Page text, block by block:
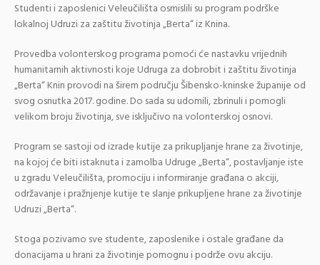
Studenti i zaposlenici Veleučilišta osmislili su program podrške
lokalnoj Udruzi za zaštitu životinja „Berta“ iz Knina.
Provedba volonterskog programa pomoći će nastavku vrijednih
humanitarnih aktivnosti koje Udruga za dobrobit i zaštitu životinja
„Berta“ Knin provodi na širem području Šibensko-kninske županije od
svog osnutka 2017. godine. Do sada su udomili, zbrinuli i pomogli
velikom broju životinja, sve isključivo na volonterskoj osnovi.
Program se sastoji od izrade kutije za prikupljanje hrane za životinje,
na kojoj će biti istaknuta i zamolba Udruge „Berta“, postavljanje iste
u zgradu Veleučilišta, promociju i informiranje građana o akciji,
održavanje i pražnjenje kutije te slanje prikupljene hrane za životinje
Udruzi „Berta“.
Stoga pozivamo sve studente, zaposlenike i ostale građane da
donacijama u hrani za životinje pomognu i podrže ovu akciju.